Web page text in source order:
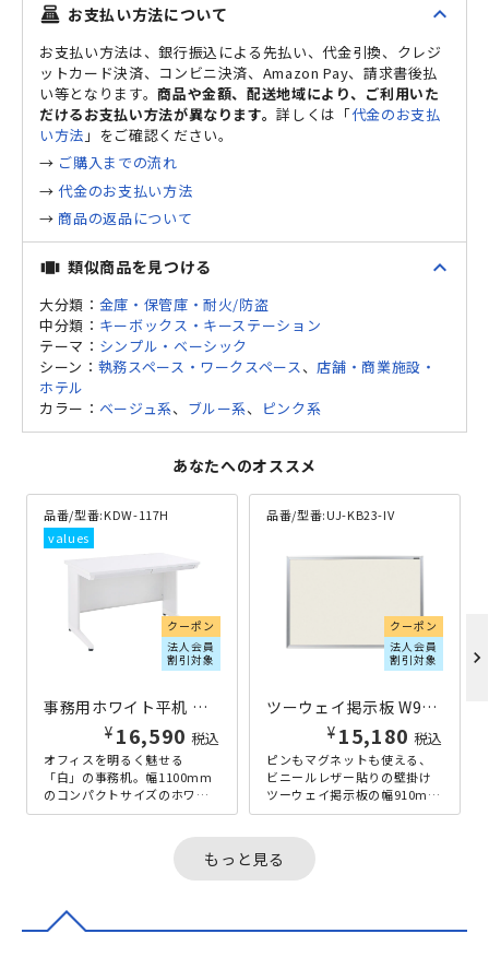
point_of_sale お支払い方法について expand_less
お支払い方法は、銀行振込による先払い、代金引換、クレジ
ットカード決済、コンビニ決済、Amazon Pay、請求書後払
い等となります。商品や金額、配送地域により、ご利用いた
だけるお支払い方法が異なります。詳しくは「代金のお支払
い方法 」をご確認ください。
→ ご購入までの流れ
→代金のお支払い方法
→ 商品の返品について
view_carousel 類似商品を見つける expand_less
大分類： 金庫・保管庫・耐火/防盗
中分類： キーボックス・キーステーション
テーマ： シンプル・ベーシック
シーン： 執務スペース・ワークスペース、 店舗・商業施設・
ホテル
カラー： ベージュ系、 ブルー系、 ピンク系
あなたへのオススメ
品番/型番:KDW-117H
クーポン
法人会員
割引対象
事務用ホワイト平机 W1100×D700×H700 ホワイト
¥ 16,590 税込
オフィスを明るく魅せる
「白」の事務机。幅1100mm
のコンパクトサイズのホワイ
ト平机です。ホワイト色のク
品番/型番:UJ-KB23-IV
クーポン
法人会員
割引対象
ツーウェイ掲示板 W910×H610 アイボリー
¥ 15,180 税込
ピンもマグネットも使える、
ビニールレザー貼りの壁掛け
ツーウェイ掲示板の幅910mm
タイプです。このサイズの掲
chevron_right
もっと見る